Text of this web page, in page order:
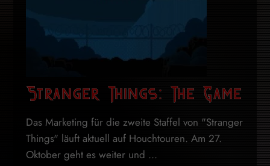
Stranger Things: The Game
Das Marketing für die zweite Staffel von "Stranger
Things" läuft aktuell auf Houchtouren. Am 27.
Oktober geht es weiter und ...